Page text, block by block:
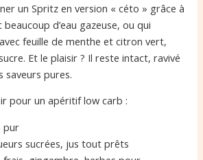
un Spritz en version « céto » grâce à
d’eau gazeuse, ou qui
feuille de menthe et citron vert,
Et le plaisir ? Il reste intact, ravivé
saveurs pures.
pour un apéritif low carb :
pur
sucrées, jus tout prêts